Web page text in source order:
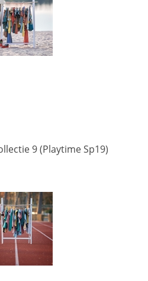
9 (Playtime Sp19)